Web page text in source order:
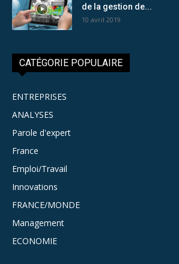
de la gestion de...
10 avril 2019
CATÉGORIE POPULAIRE
ENTREPRISES
ANALYSES
Parole d'expert
France
Emploi/Travail
Innovations
FRANCE/MONDE
Management
ECONOMIE